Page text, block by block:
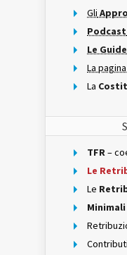
Gli
Podcast
Le Guide
La
La
TFR–
Le
Le
Contributi